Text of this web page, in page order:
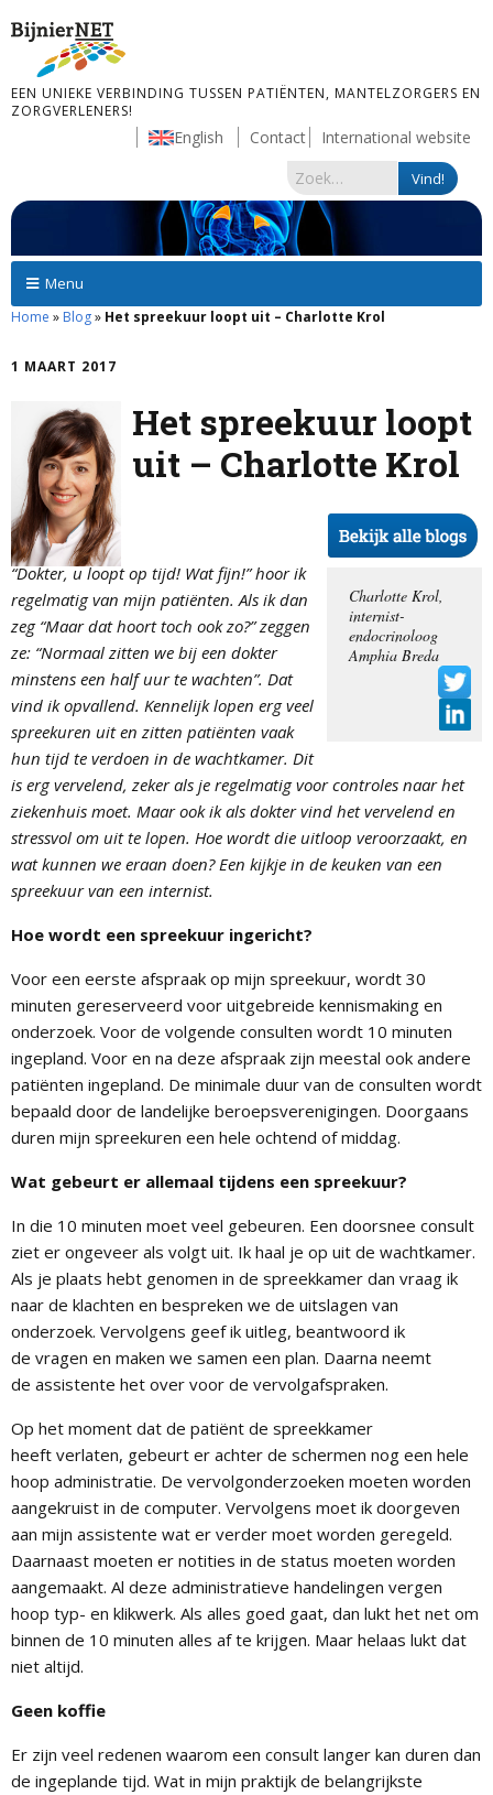
EEN UNIEKE VERBINDING TUSSEN PATIËNTEN, MANTELZORGERS EN
ZORGVERLENERS!
English Contact International website
Menu
Home » Blog» Het spreekuur loopt uit – Charlotte Krol
1 MAART 2017
Het spreekuur loopt
uit – Charlotte Krol
Charlotte Krol,
internist-
endocrinoloog
Amphia Breda
“Dokter, u loopt op tijd! Wat fijn!” hoor ik
regelmatig van mijn patiënten. Als ik dan
zeg “Maar dat hoort toch ook zo?” zeggen
ze: “Normaal zitten we bij een dokter
minstens een half uur te wachten”. Dat
vind ik opvallend. Kennelijk lopen erg veel
spreekuren uit en zitten patiënten vaak
hun tijd te verdoen in de wachtkamer. Dit
is erg vervelend, zeker als je regelmatig voor controles naar het
ziekenhuis moet. Maar ook ik als dokter vind het vervelend en
stressvol om uit te lopen. Hoe wordt die uitloop veroorzaakt, en
wat kunnen we eraan doen? Een kijkje in de keuken van een
spreekuur van een internist.
Hoe wordt een spreekuur ingericht?
Voor een eerste afspraak op mijn spreekuur, wordt 30
minuten gereserveerd voor uitgebreide kennismaking en
onderzoek. Voor de volgende consulten wordt 10 minuten
ingepland. Voor en na deze afspraak zijn meestal ook andere
patiënten ingepland. De minimale duur van de consulten wordt
bepaald door de landelijke beroepsverenigingen. Doorgaans
duren mijn spreekuren een hele ochtend of middag.
Wat gebeurt er allemaal tijdens een spreekuur?
In die 10 minuten moet veel gebeuren. Een doorsnee consult
ziet er ongeveer als volgt uit. Ik haal je op uit de wachtkamer.
Als je plaats hebt genomen in de spreekkamer dan vraag ik
naar de klachten en bespreken we de uitslagen van
onderzoek. Vervolgens geef ik uitleg, beantwoord ik
de vragen en maken we samen een plan. Daarna neemt
de assistente het over voor de vervolgafspraken.
Op het moment dat de patiënt de spreekkamer
heeft verlaten, gebeurt er achter de schermen nog een hele
hoop administratie. De vervolgonderzoeken moeten worden
aangekruist in de computer. Vervolgens moet ik doorgeven
aan mijn assistente wat er verder moet worden geregeld.
Daarnaast moeten er notities in de status moeten worden
aangemaakt. Al deze administratieve handelingen vergen
hoop typ- en klikwerk. Als alles goed gaat, dan lukt het net om
binnen de 10 minuten alles af te krijgen. Maar helaas lukt dat
niet altijd.
Geen koffie
Er zijn veel redenen waarom een consult langer kan duren dan
de ingeplande tijd. Wat in mijn praktijk de belangrijkste